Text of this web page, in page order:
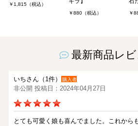
￥1,815（税込）
￥880（税込） ￥
最新商品レ
いちさん（1件） 購入者
非公開 投稿日：2024年04月27日
とても可愛く娘も喜んでました。これから